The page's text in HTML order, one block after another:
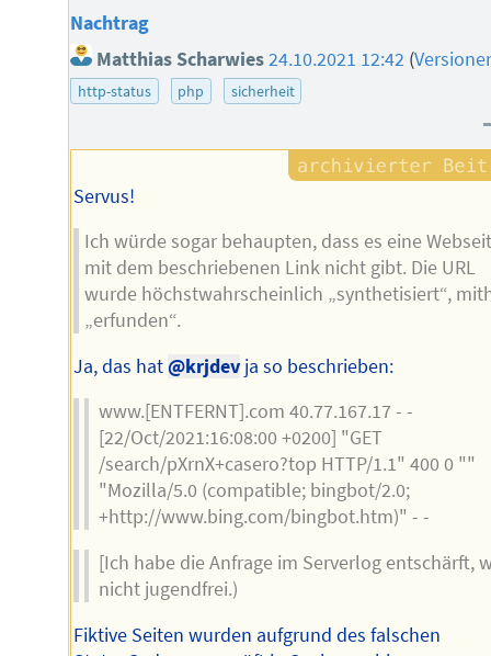
Nachtrag
Matthias Scharwies24.10.2021 12:42 (
http-status php sicherheit
Servus!
Ich würde sogar behaupten, dass es eine
mit dem beschriebenen Link nicht gibt. Die URL
wurde höchstwahrscheinlich „synthetisiert“,
„erfunden“.
Ja, das hat@krjdev ja so beschrieben:
www.[ENTFERNT].com 40.77.167.17 - -
[22/Oct/2021:16:08:00 +0200] "GET
/search/pXrnX+casero?top HTTP/1.1" 400 0 ""
"Mozilla/5.0 (compatible; bingbot/2.0;
+http://www.bing.com/bingbot.htm)" - -
[Ich habe die Anfrage im Serverlog entschärft,
nicht jugendfrei.)
Fiktive Seiten wurden aufgrund des falschen